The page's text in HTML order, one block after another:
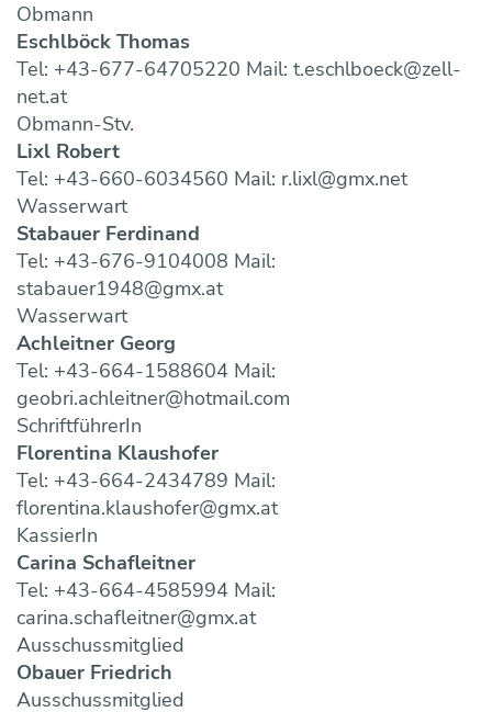
Obmann
Eschlböck Thomas
Tel: +43-677-64705220 Mail: t.eschlboeck@zell-
net.at
Obmann-Stv.
Lixl Robert
Tel: +43-660-6034560 Mail: r.lixl@gmx.net
Wasserwart
Stabauer Ferdinand
Tel: +43-676-9104008 Mail:
stabauer1948@gmx.at
Wasserwart
Achleitner Georg
Tel: +43-664-1588604 Mail:
geobri.achleitner@hotmail.com
SchriftführerIn
Florentina Klaushofer
Tel: +43-664-2434789 Mail:
florentina.klaushofer@gmx.at
KassierIn
Carina Schafleitner
Tel: +43-664-4585994 Mail:
carina.schafleitner@gmx.at
Ausschussmitglied
Obauer Friedrich
Ausschussmitglied